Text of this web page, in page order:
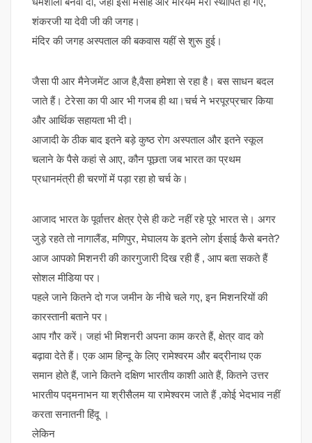
शंकरजी या देवी जी की जगह।
मंदिर की जगह अस्पताल की बकवास यहीं से शुरू हुई।
जैसा पी आर मैनेजमेंट आज है,वैसा हमेशा से रहा है। बस साधन बदल
जाते हैं। टेरेसा का पी आर भी गजब ही था।चर्च ने भरपूरप्रचार किया
और आर्थिक सहायता भी दी।
आजादी के ठीक बाद इतने बड़े कुष्ठ रोग अस्पताल और इतने स्कूल
चलाने के पैसे कहां से आए, कौन पूछता जब भारत का प्रथम
प्रधानमंत्री ही चरणों में पड़ा रहा हो चर्च के।
आजाद भारत के पूर्वात्तर क्षेत्र ऐसे ही कटे नहीं रहे पूरे भारत से। अगर
जुड़े रहते तो नागालैंड, मणिपुर, मेघालय के इतने लोग ईसाई कैसे बनते?
आज आपको मिशनरी की कारगुजारी दिख रही हैं , आप बता सकते हैं
सोशल मीडिया पर।
पहले जाने कितने दो गज जमीन के नीचे चले गए, इन मिशनरियों की
कारस्तानी बताने पर।
आप गौर करें। जहां भी मिशनरी अपना काम करते हैं, क्षेत्र वाद को
बढ़ावा देते हैं। एक आम हिन्दू के लिए रामेश्वरम और बद्रीनाथ एक
समान होते हैं, जाने कितने दक्षिण भारतीय काशी आते हैं, कितने उत्तर
भारतीय पद्मनाभन या श्रीसैलम या रामेश्वरम जाते हैं ,कोई भेदभाव नहीं
करता सनातनी हिंदू ।
लेकिन